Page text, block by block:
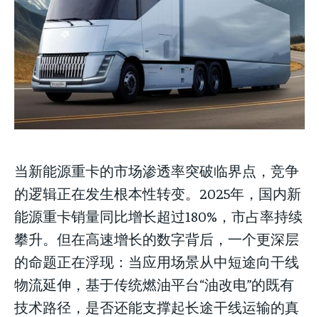
Your Profile
NEWS LIFESTYLE PUBLIC OPINION
Your Profile
NEWS LIFESTYLE PUBLIC OPINION
Your Profile
NEWS LIFESTYLE PUBLIC OPINION
当新能源重卡的市场渗透率突破临界点，竞争
的逻辑正在发生根本性转变。2025年，国内新
能源重卡销量同比增长超过180%，市占率持续
攀升。但在高速增长的数字背后，一个更深层
的命题正在浮现：当应用场景从中短途向干线
物流延伸，基于传统燃油平台“油改电”的既有
技术路径，是否还能支撑起长途干线运输的真